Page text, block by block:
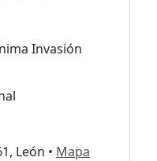
Invasión
León • Mapa